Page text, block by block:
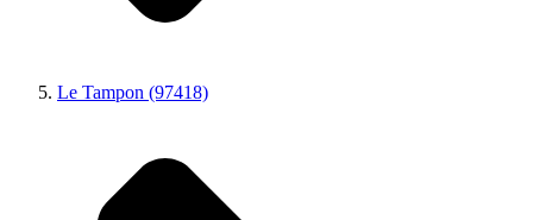
Le Tampon (97418)